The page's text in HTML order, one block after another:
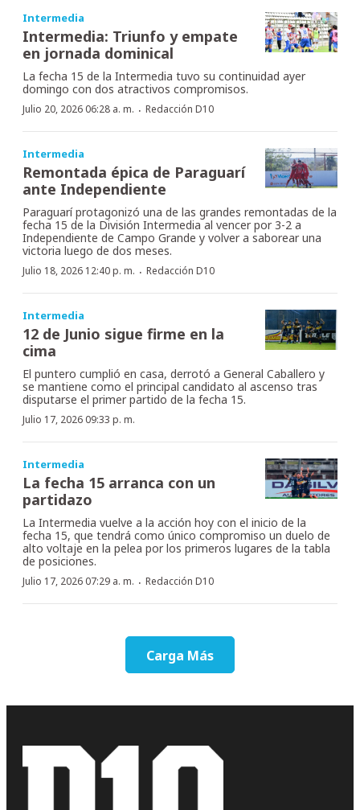
Intermedia
Intermedia: Triunfo y empate
en jornada dominical
La fecha 15 de la Intermedia tuvo su continuidad ayer
domingo con dos atractivos compromisos.
Julio 20, 2026 06:28 a. m. · Redacción D10
Intermedia
Remontada épica de Paraguarí
ante Independiente
Paraguarí protagonizó una de las grandes remontadas de la
fecha 15 de la División Intermedia al vencer por 3-2 a
Independiente de Campo Grande y volver a saborear una
victoria luego de dos meses.
Julio 18, 2026 12:40 p. m. · Redacción D10
Intermedia
12 de Junio sigue firme en la
cima
El puntero cumplió en casa, derrotó a General Caballero y
se mantiene como el principal candidato al ascenso tras
disputarse el primer partido de la fecha 15.
Julio 17, 2026 09:33 p. m.
Intermedia
La fecha 15 arranca con un
partidazo
La Intermedia vuelve a la acción hoy con el inicio de la
fecha 15, que tendrá como único compromiso un duelo de
alto voltaje en la pelea por los primeros lugares de la tabla
de posiciones.
Julio 17, 2026 07:29 a. m. · Redacción D10
Carga Más